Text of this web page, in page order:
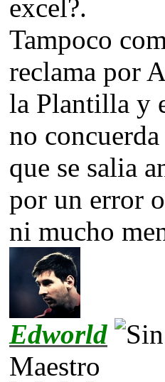
excel?.
Tampoco
reclama por
la Plantilla y
no
que se salia
por un error
ni mucho
Edworld
Maestro